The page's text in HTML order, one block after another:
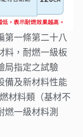
第一條第二十八
料，耐燃一級板
局指定之試驗
備及新材料性能
材料類（基材不
燃一級材料測